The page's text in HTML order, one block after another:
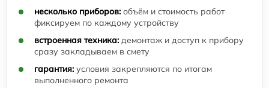
несколько приборов: объём и стоимость работ
фиксируем по каждому устройству
встроенная техника: демонтаж и доступ к прибору
сразу закладываем в смету
гарантия: условия закрепляются по итогам
выполненного ремонта